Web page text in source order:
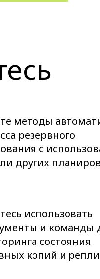
методы
резервного
с
других
использовать
и команды
состояния
копий и